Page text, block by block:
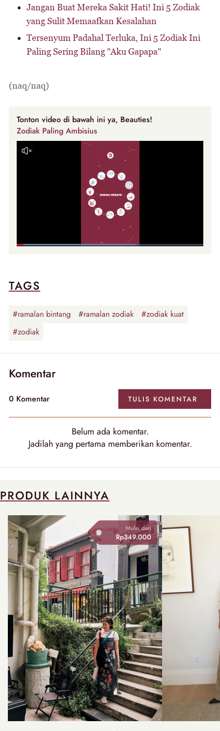
Jangan Buat Mereka Sakit Hati! Ini 5 Zodiak
yang Sulit Memaafkan Kesalahan
Tersenyum Padahal Terluka, Ini 5 Zodiak Ini
Paling Sering Bilang "Aku Gapapa"
(naq/naq)
Tonton video di bawah ini ya, Beauties!
Zodiak Paling Ambisius
TAGS
#ramalan bintang #ramalan zodiak
#zodiak kuat
#zodiak
Komentar
0 Komentar TULIS KOMENTAR
Belum ada komentar.
Jadilah yang pertama memberikan komentar.
PRODUK LAINNYA
Mulai dari
Rp349.000